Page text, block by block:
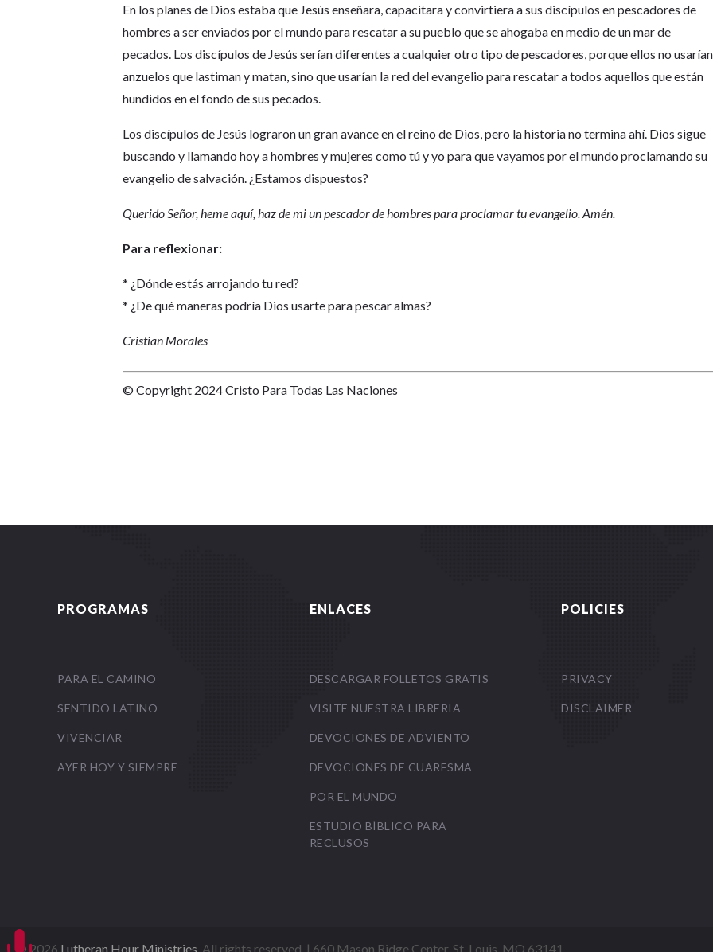
En los planes de Dios estaba que Jesús enseñara, capacitara y convirtiera a sus discípulos en pescadores de
hombres a ser enviados por el mundo para rescatar a su pueblo que se ahogaba en medio de un mar de
pecados. Los discípulos de Jesús serían diferentes a cualquier otro tipo de pescadores, porque ellos no usarían
anzuelos que lastiman y matan, sino que usarían la red del evangelio para rescatar a todos aquellos que están
hundidos en el fondo de sus pecados.
Los discípulos de Jesús lograron un gran avance en el reino de Dios, pero la historia no termina ahí. Dios sigue
buscando y llamando hoy a hombres y mujeres como tú y yo para que vayamos por el mundo proclamando su
evangelio de salvación. ¿Estamos dispuestos?
Querido Señor, heme aquí, haz de mi un pescador de hombres para proclamar tu evangelio. Amén.
Para reflexionar:
* ¿Dónde estás arrojando tu red?
* ¿De qué maneras podría Dios usarte para pescar almas?
Cristian Morales
© Copyright 2024 Cristo Para Todas Las Naciones
PROGRAMAS
PARA EL CAMINO
SENTIDO LATINO
VIVENCIAR
AYER HOY Y SIEMPRE
ENLACES
DESCARGAR FOLLETOS GRATIS
VISITE NUESTRA LIBRERIA
DEVOCIONES DE ADVIENTO
DEVOCIONES DE CUARESMA
POR EL MUNDO
ESTUDIO BÍBLICO PARA
RECLUSOS
POLICIES
PRIVACY
DISCLAIMER
©2026 Lutheran Hour Ministries , All rights reserved. | 660 Mason Ridge Center, St. Louis, MO 63141